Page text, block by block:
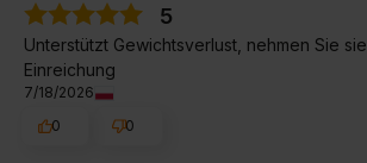
5
Unterstützt Gewichtsverlust, nehmen Sie
Einreichung
7/18/2026
0
0